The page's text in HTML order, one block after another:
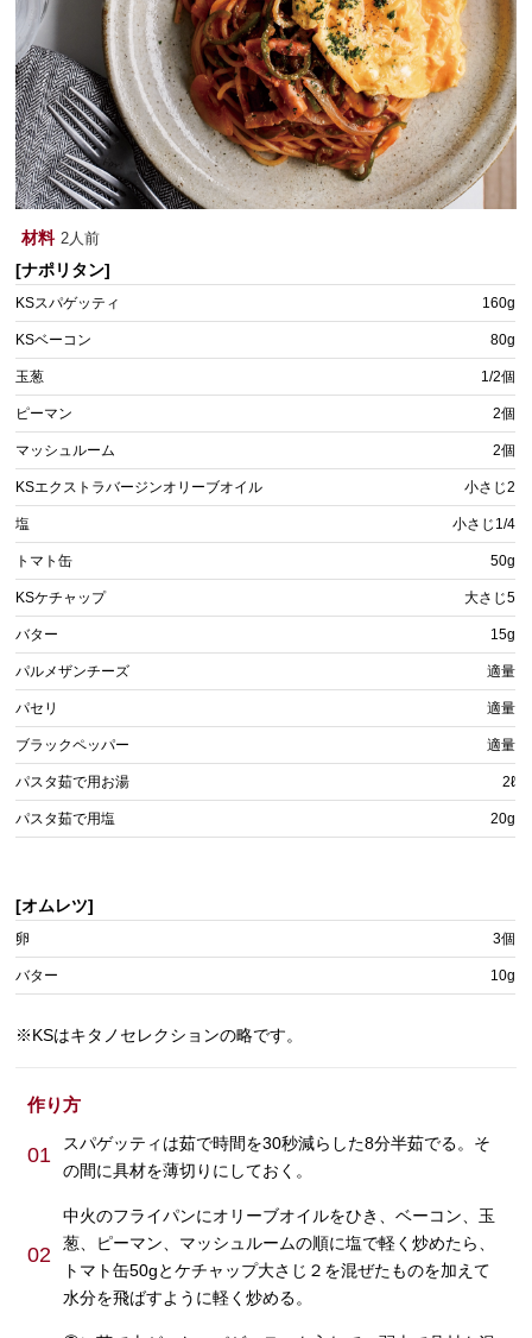
材料 2人前
[ナポリタン]
KSスパゲッティ 160g
KSベーコン 80g
玉葱 1/2個
ピーマン 2個
マッシュルーム 2個
KSエクストラバージンオリーブオイル 小さじ2
塩 小さじ1/4
トマト缶 50g
KSケチャップ 大さじ5
バター 15g
パルメザンチーズ 適量
パセリ 適量
ブラックペッパー 適量
パスタ茹で用お湯 2ℓ
パスタ茹で用塩 20g
[オムレツ]
卵 3個
バター 10g
※KSはキタノセレクションの略です。
作り方
01
スパゲッティは茹で時間を30秒減らした8分半茹でる。そ
の間に具材を薄切りにしておく。
02
中火のフライパンにオリーブオイルをひき、ベーコン、玉
葱、ピーマン、マッシュルームの順に塩で軽く炒めたら、
トマト缶50gとケチャップ大さじ２を混ぜたものを加えて
水分を飛ばすように軽く炒める。